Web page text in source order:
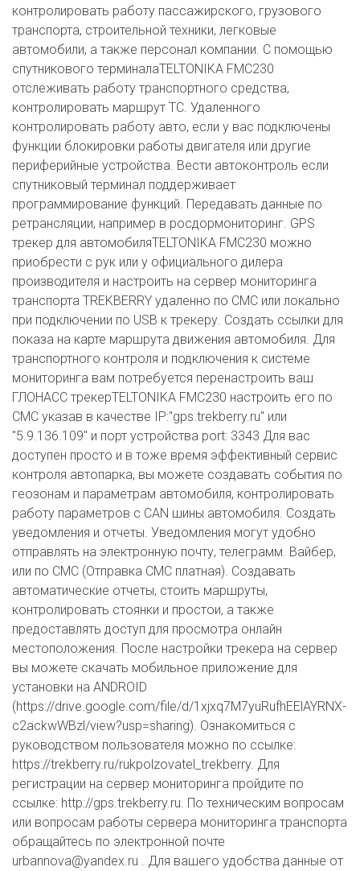
контролировать работу пассажирского, грузового
транспорта, строительной техники, легковые
автомобили, а также персонал компании. С помощью
спутникового терминалаTELTONIKA FMC230
отслеживать работу транспортного средства,
контролировать маршрут ТС. Удаленного
контролировать работу авто, если у вас подключены
функции блокировки работы двигателя или другие
периферийные устройства. Вести автоконтроль если
спутниковый терминал поддерживает
программирование функций. Передавать данные по
ретрансляции, например в росдормониторинг. GPS
трекер для автомобиляTELTONIKA FMC230 можно
приобрести с рук или у официального дилера
производителя и настроить на сервер мониторинга
транспорта TREKBERRY удаленно по СМС или локально
при подключении по USB к трекеру. Создать ссылки для
показа на карте маршрута движения автомобиля. Для
транспортного контроля и подключения к системе
мониторинга вам потребуется перенастроить ваш
ГЛОНАСС трекерTELTONIKA FMC230 настроить его по
СМС указав в качестве IP:"gps.trekberry.ru" или
"5.9.136.109" и порт устройства port: 3343 Для вас
доступен просто и в тоже время эффективный сервис
контроля автопарка, вы можете создавать события по
геозонам и параметрам автомобиля, контролировать
работу параметров с CAN шины автомобиля. Создать
уведомления и отчеты. Уведомления могут удобно
отправлять на электронную почту, телеграмм. Вайбер,
или по СМС (Отправка СМС платная). Создавать
автоматические отчеты, стоить маршруты,
контролировать стоянки и простои, а также
предоставлять доступ для просмотра онлайн
местоположения. После настройки трекера на сервер
вы можете скачать мобильное приложение для
установки на ANDROID
(https://drive.google.com/file/d/1xjxq7M7yuRufhEElAYRNX-
c2ackwWBzl/view?usp=sharing). Ознакомиться с
руководством пользователя можно по ссылке:
https://trekberry.ru/rukpolzovatel_trekberry. Для
регистрации на сервер мониторинга пройдите по
ссылке: http://gps.trekberry.ru. По техническим вопросам
или вопросам работы сервера мониторинга транспорта
обращайтесь по электронной почте
urbannova@yandex.ru . Для вашего удобства данные от